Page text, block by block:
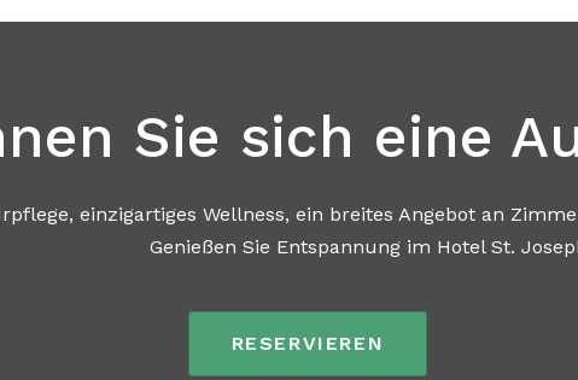
Sie sich eine
Wellness, ein breites Angebot an Zimmern
im Hotel St. Joseph Royal
RESERVIEREN